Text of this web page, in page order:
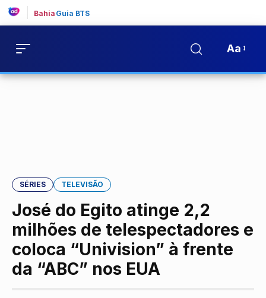
Bahia Guia BTS
Aa
SÉRIES TELEVISÃO
José do Egito atinge 2,2
milhões de telespectadores e
coloca “Univision” à frente
da “ABC” nos EUA